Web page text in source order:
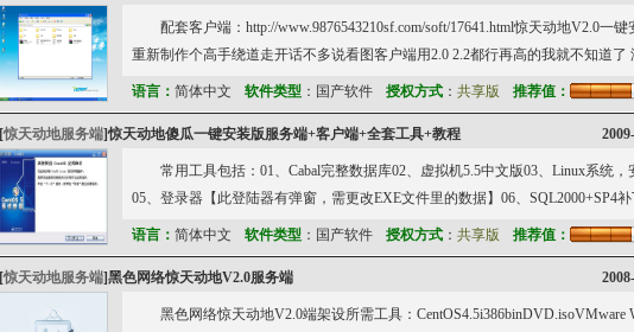
配套客户端：http://www.9876543210sf.com/soft/17641.html惊天动地V2.0一
重新制作个高手绕道走开话不多说看图客户端用2.0 2.2都行再高的我就不知道了
语言： 简体中文 软件类型：国产软件 授权方式： 共享版 推荐值：
[惊天动地服务端]惊天动地傻瓜一键安装版服务端+客户端+全套工具+教程
常用工具包括：01、Cabal完整数据库02、虚拟机5.5中文版03、Linux系统
05、登录器【此登陆器有弹窗，需更改EXE文件里的数据】06、SQL2000+SP4
语言： 简体中文 软件类型：国产软件 授权方式： 共享版 推荐值：
[惊天动地服务端]黑色网络惊天动地V2.0服务端
黑色网络惊天动地V2.0端架设所需工具：CentOS4.5i386binDVD.isoVMware